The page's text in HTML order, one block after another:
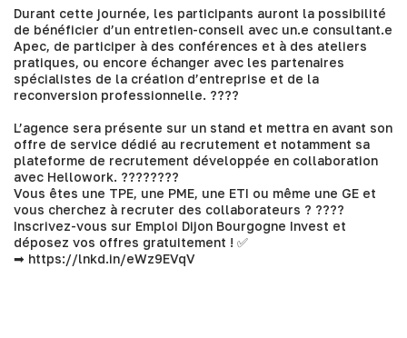
Durant cette journée, les participants auront la possibilité
de bénéficier d’un entretien-conseil avec un.e consultant.e
Apec, de participer à des conférences et à des ateliers
pratiques, ou encore échanger avec les partenaires
spécialistes de la création d’entreprise et de la
reconversion professionnelle. ????
L’agence sera présente sur un stand et mettra en avant son
offre de service dédié au recrutement et notamment sa
plateforme de recrutement développée en collaboration
avec Hellowork. ????‍????
Vous êtes une TPE, une PME, une ETI ou même une GE et
vous cherchez à recruter des collaborateurs ? ????
Inscrivez-vous sur Emploi Dijon Bourgogne Invest et
déposez vos offres gratuitement ! ✅
➡ https://lnkd.in/eWz9EVqV